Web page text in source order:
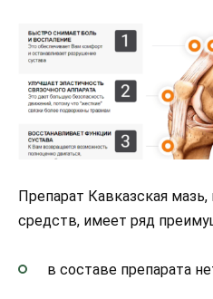
Препарат Кавказская мазь,
средств, имеет ряд
в составе препарата